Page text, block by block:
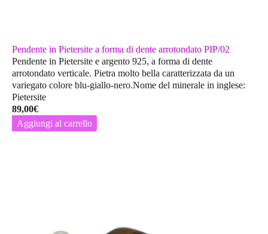
Pendente in Pietersite a forma di dente arrotondato PIP/02
Pendente in Pietersite e argento 925, a forma di dente
arrotondato verticale. Pietra molto bella caratterizzata da un
variegato colore blu-giallo-nero.Nome del minerale in inglese:
Pietersite
89,00€
Aggiungi al carrello